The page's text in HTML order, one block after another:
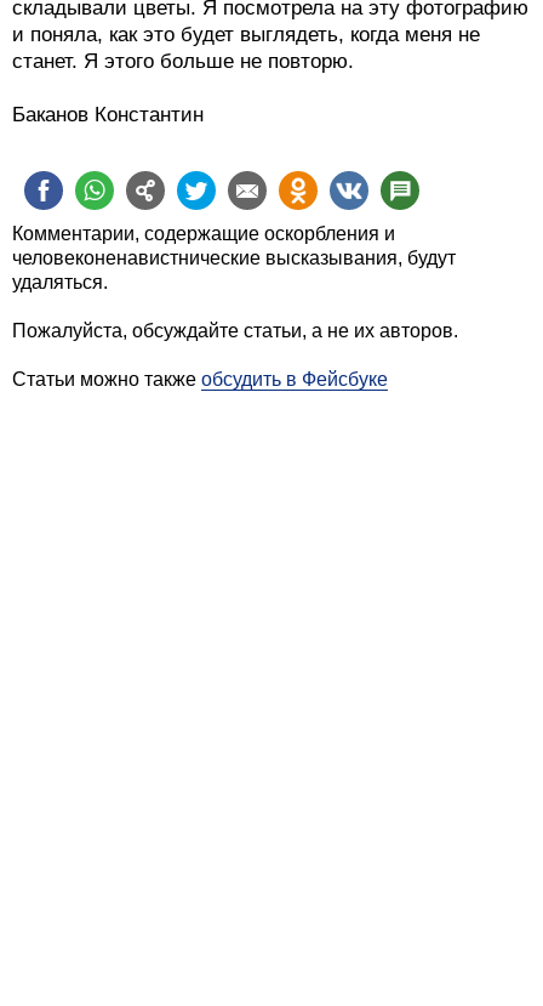
складывали цветы. Я посмотрела на эту фотографию
и поняла, как это будет выглядеть, когда меня не
станет. Я этого больше не повторю.
Баканов Константин
Комментарии, содержащие оскорбления и
человеконенавистнические высказывания, будут
удаляться.
Пожалуйста, обсуждайте статьи, а не их авторов.
Статьи можно также обсудить в Фейсбуке